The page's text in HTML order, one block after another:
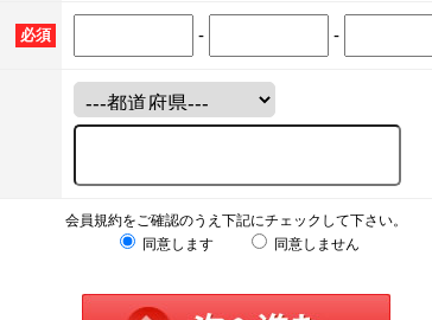
必須 - -
会員規約をご確認のうえ下記にチェックして下さい。
同意します
同意しません